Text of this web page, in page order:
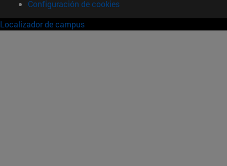
Configuración de cookies
Localizador de campus